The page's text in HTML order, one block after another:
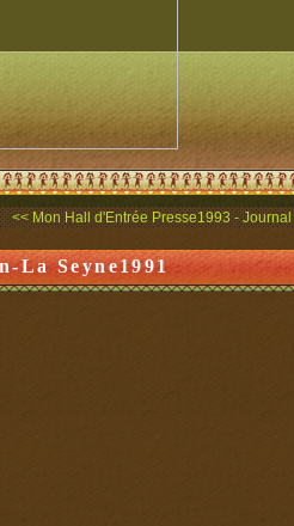
<< Mon Hall d'Entrée Presse1993 - Journal
La Seyne1991